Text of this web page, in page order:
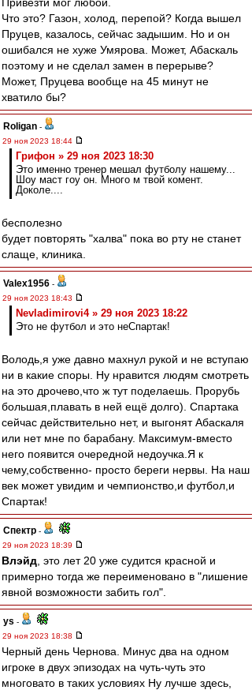
Что это? Газон, холод, перепой? Когда вышел
Пруцев, казалось, сейчас задышим. Но и он
ошибался не хуже Умярова. Может, Абаскаль
поэтому и не сделал замен в перерыве?
Может, Пруцева вообще на 45 минут не
хватило бы?
Roligan -
29 ноя 2023 18:44
Грифон » 29 ноя 2023 18:30
Это именно тренер мешал футболу нашему...
Шоу маст гоу он. Много м твой комент.
Доколе....
бесполезно
будет повторять "халва" пока во рту не станет
слаще, клиника.
Valex1956 -
29 ноя 2023 18:43
Nevladimirovi4 » 29 ноя 2023 18:22
Это не футбол и это неСпартак!
Володь,я уже давно махнул рукой и не вступаю
ни в какие споры. Ну нравится людям смотреть
на это дрочево,что ж тут поделаешь. Прорубь
большая,плавать в ней ещё долго). Спартака
сейчас действительно нет, и выгонят Абаскаля
или нет мне по барабану. Максимум-вместо
него появится очередной недоучка.Я к
чему,собственно- просто береги нервы. На наш
век может увидим и чемпионство,и футбол,и
Спартак!
Спектр -
29 ноя 2023 18:39
Влэйд , это лет 20 уже судится красной и
примерно тогда же переименовано в "лишение
явной возможности забить гол".
ys -
29 ноя 2023 18:38
Черный день Чернова. Минус два на одном
игроке в двух эпизодах на чуть-чуть это
многовато в таких условиях Ну лучше здесь,